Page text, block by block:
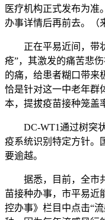
医疗机构正式发布为准
办事详情后再前去。（
正在平易近间，带状
疮”，其激发的痛苦悲
的痛，给患者糊口带来
恰是针对这一中老年群
本，提拔疫苗接种笼盖
DC-WT1通过树突状
疫系统识别特定方针。
要逾越。
据悉，目前，全市共
苗接种办事，市平易近
控办事》栏目中点击“